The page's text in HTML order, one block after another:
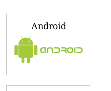
Android